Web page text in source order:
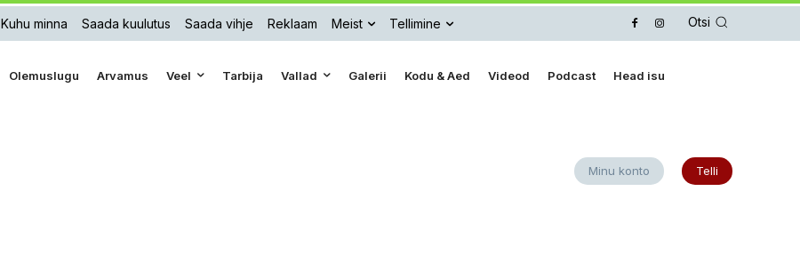
Kuhu minna Saada kuulutus Saada vihje Reklaam Meist Tellimine Otsi
Olemuslugu Arvamus Veel Tarbija Vallad Galerii Kodu & Aed Videod Podcast Head isu
Minu konto Telli